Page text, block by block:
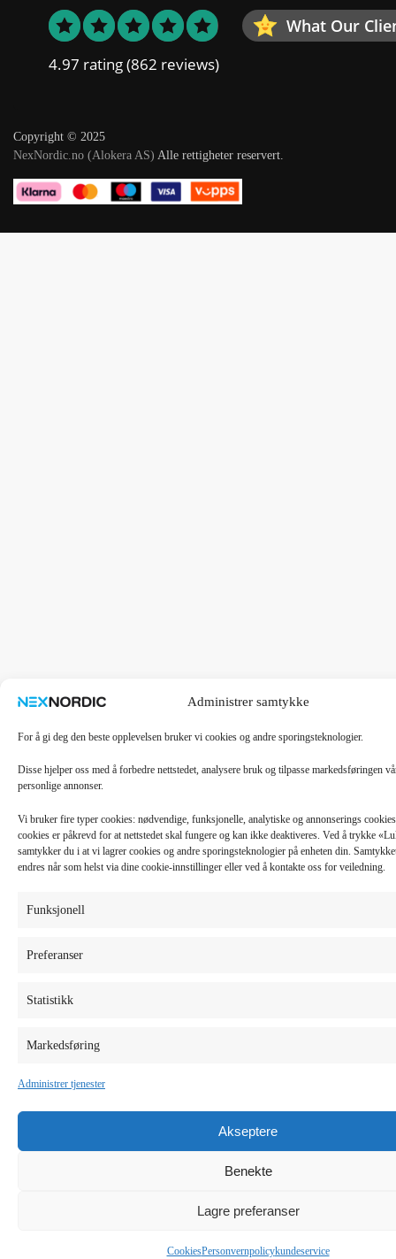
Administrer samtykke
For å gi deg den beste opplevelsen bruker vi cookies og andre sporingsteknologier.
Disse hjelper oss med å forbedre nettstedet, analysere bruk og tilpasse markedsføringen
personlige annonser.
Vi bruker fire typer cookies: nødvendige, funksjonelle, analytiske og annonserings
cookies er påkrevd for at nettstedet skal fungere og kan ikke deaktiveres. Ved å trykke
samtykker du i at vi lagrer cookies og andre sporingsteknologier på enheten din.
endres når som helst via dine cookie-innstillinger eller ved å kontakte oss for veiledning.
Funksjonell
Preferanser
Statistikk
Markedsføring
Administrer tjenester
Akseptere
Benekte
Lagre preferanser
CookiesPersonvernpolicykundeservice
What Our
4.97 rating(862 reviews)
Copyright © 2025
NexNordic.no (Alokera AS) Alle rettigheter reservert.